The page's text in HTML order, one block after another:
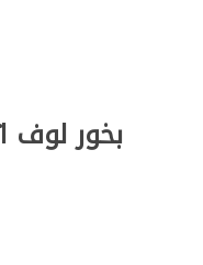
بخور لوف